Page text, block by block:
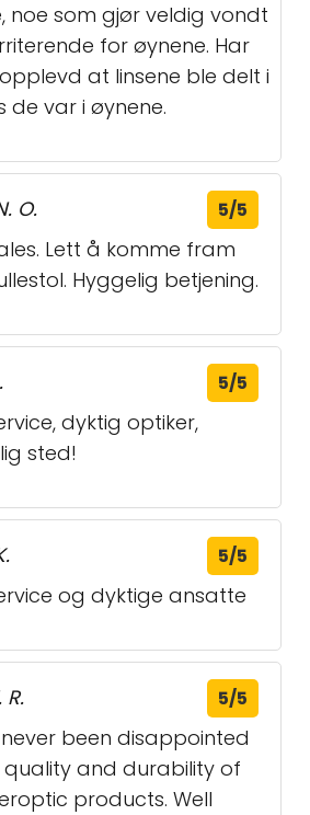
noe som gjør veldig vondt
for øynene. Har
at linsene ble delt i
de var i øynene.
O. 5/5
Lett å komme fram
Hyggelig betjening.
5/5
dyktig optiker,
sted!
5/5
og dyktige ansatte
R. 5/5
been disappointed
quality and durability of
products. Well